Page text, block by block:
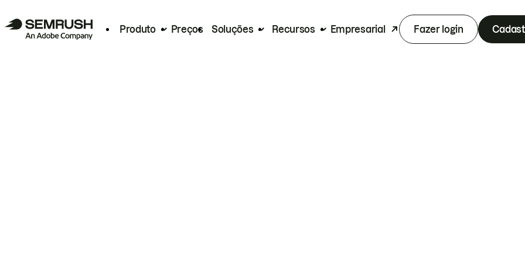
Produto Preços Soluções Recursos Empresarial Fazer login